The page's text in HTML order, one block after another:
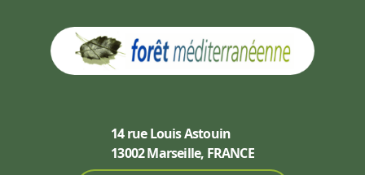
14 rue Louis Astouin
13002 Marseille, FRANCE